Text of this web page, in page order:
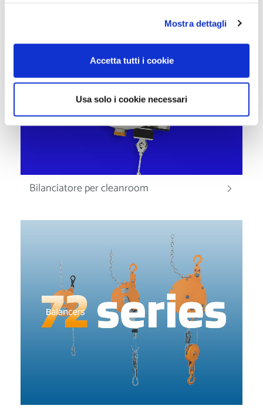
Mostra dettagli
Accetta tutti i cookie
Usa solo i cookie necessari
Bilanciatore per cleanroom